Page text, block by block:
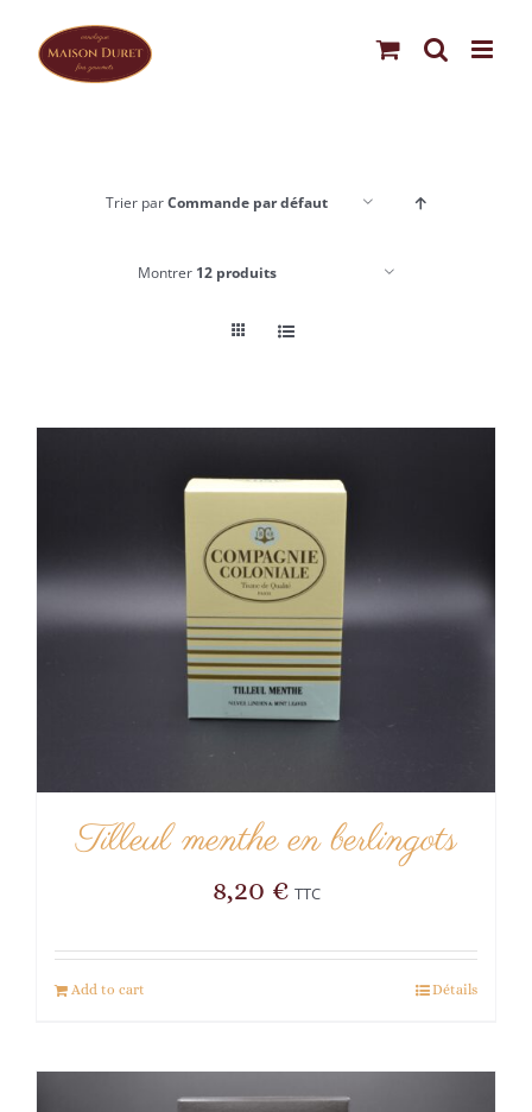
contenu
Trier parCommande par défaut
Montrer 12 produits
Tilleul menthe en berlingots
8,20 € TTC
Add to cart Détails